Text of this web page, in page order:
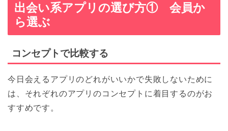
出会い系アプリの選び方① 会員か
ら選ぶ
コンセプトで比較する
今日会えるアプリのどれがいいかで失敗しないために
は、それぞれのアプリのコンセプトに着目するのがお
すすめです。